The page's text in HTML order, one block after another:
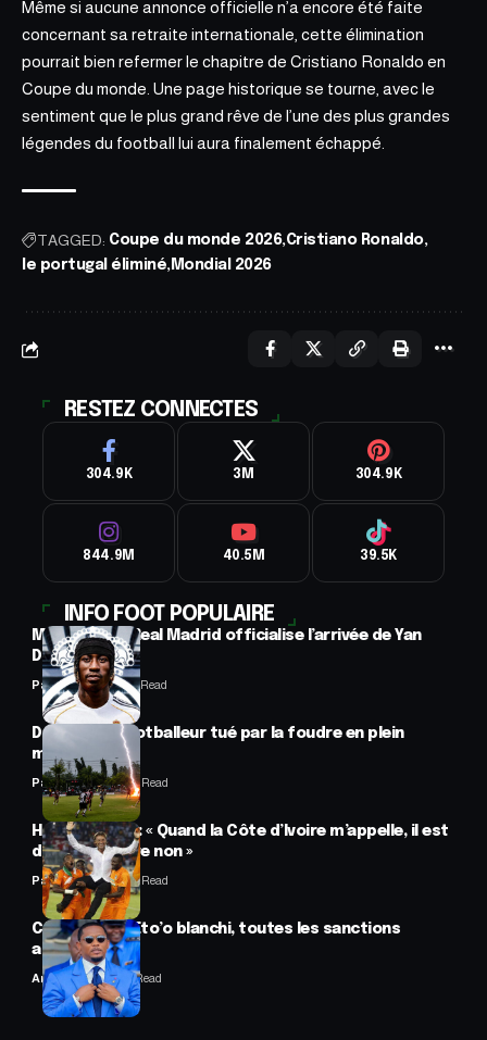
Même si aucune annonce officielle n’a encore été faite
concernant sa retraite internationale, cette élimination
pourrait bien refermer le chapitre de Cristiano Ronaldo en
Coupe du monde. Une page historique se tourne , avec le
sentiment que le plus grand rêve de l’une des plus grandes
légendes du football lui aura finalement échappé.
TAGGED: Coupe du monde 2026 Cristiano Ronaldo
le portugal éliminé Mondial 2026
RESTEZ CONNECTES
304.9K 3M 304.9K
844.9M 40.5M 39.5K
INFO FOOT POPULAIRE
Mercato : Le Real Madrid officialise l’arrivée de Yan
Diomandé
Panafrofoot1 Min Read
Drame : un footballeur tué par la foudre en plein
match
Panafrofoot2 Min Read
Hervé Renard : « Quand la Côte d’Ivoire m’appelle, il est
difficile de dire non »
Panafrofoot2 Min Read
CAF : Samuel Eto’o blanchi, toutes les sanctions
annulées
Anselme AVI2 Min Read